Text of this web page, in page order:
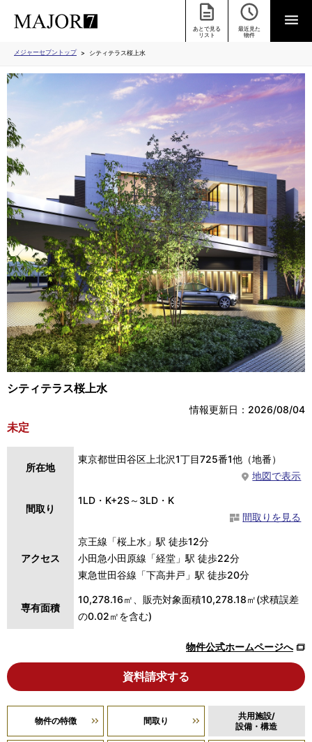
あとで見る
リスト
最近見た
物件
メジャーセブントップ シティテラス桜上水
シティテラス桜上水
情報更新日：2026/08/04
未定
所在地
東京都世田谷区上北沢1丁目725番1他（地番）
地図で表示
間取り
1LD・K+2S～3LD・K
間取りを見る
アクセス
京王線「桜上水」駅 徒歩12分
小田急小田原線「経堂」駅 徒歩22分
東急世田谷線「下高井戸」駅 徒歩20分
専有面積
10,278.16㎡、販売対象面積10,278.18㎡(求積誤差
の0.02㎡を含む)
物件公式ホームページへ
資料請求する
物件の特徴 間取り
共用施設/
設備・構造